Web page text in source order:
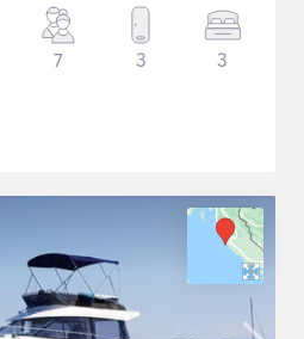
7 3 3